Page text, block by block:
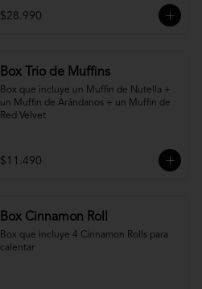
$28.990
Box Trio de Muffins
Box que incluye un Muffin de Nutella +
un Muffin de Arándanos + un Muffin de
Red Velvet
$11.490
Box Cinnamon Roll
Box que incluye 4 Cinnamon Rolls para
calentar